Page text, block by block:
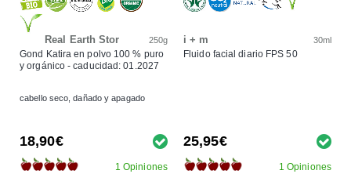
Real Earth Stor 250g
Gond Katira en polvo 100 % puro
y orgánico - caducidad: 01.2027
cabello seco, dañado y apagado
18,90€
1 Opiniones
i + m 30ml
Fluido facial diario FPS 50
25,95€
1 Opiniones